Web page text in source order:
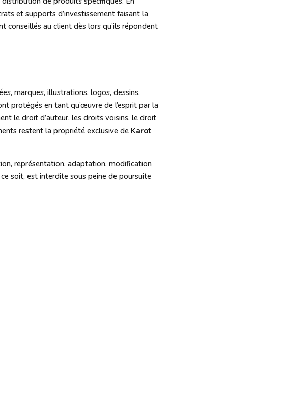
et supports d’investissement faisant la
conseillés au client dès lors qu’ils répondent
marques, illustrations, logos, dessins,
protégés en tant qu’œuvre de l’esprit par la
le droit d’auteur, les droits voisins, le droit
restent la propriété exclusive de Karot
représentation, adaptation, modification
soit, est interdite sous peine de poursuite